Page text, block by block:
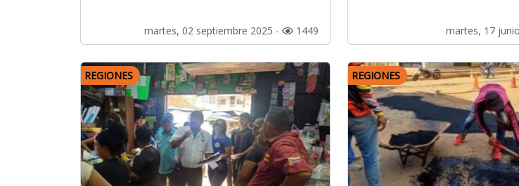
martes, 02 septiembre 2025 - 1449 martes, 17
REGIONES REGIONES